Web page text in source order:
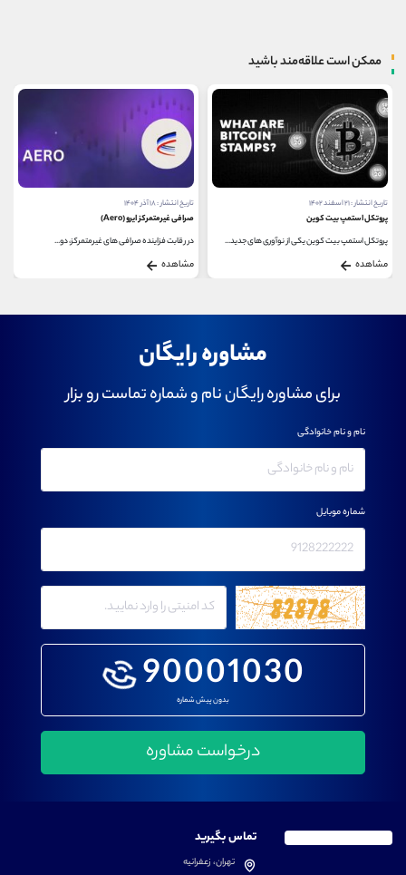
ممکن است علاقه‌مند باشید
تاریخ انتشار : ۲۱ اسفند ۱۴۰۲
پروتکل استمپ بیت کوین
پروتکل استمپ بیت کوین یکی از نوآوری های جدید...
مشاهده
تاریخ انتشار : ۱۸ آذر ۱۴۰۴
صرافی غیرمتمرکز ایرو (Aero)
در رقابت فزاینده صرافی ‌های غیرمتمرکز، دو...
مشاهده
مشاوره رایگان
برای مشاوره رایگان نام و شماره تماست رو بزار
90001030
بدون پیش شماره
نام و نام خانوادگی
شماره موبایل
تماس بگیرید
تهران، زعفرانیه